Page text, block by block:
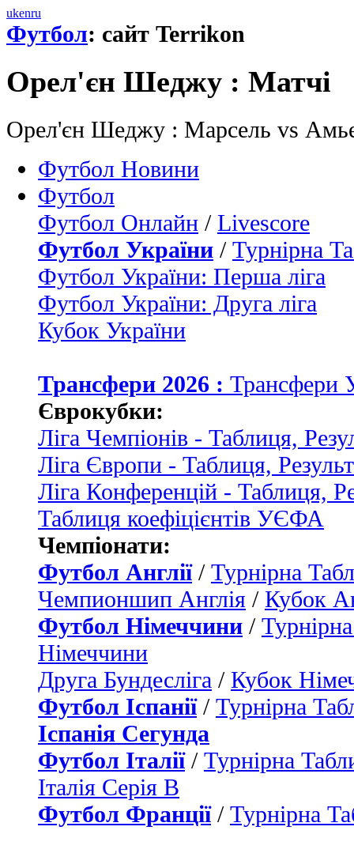
ukenru
Футбол: сайт Terrikon
Орел'єн Шеджу : Матчi
Орел'єн Шеджу : Марсель vs
Футбол Новини
Футбол
Футбол Онлайн / Livescore
Футбол України / Турнірна
Футбол України: Перша ліга
Футбол України: Друга ліга
Кубок України
Трансфери 2026 : Трансфери
Єврокубки:
Ліга Чемпіонів - Таблиця,
Ліга Європи - Таблиця,
Ліга Конференцій - Таблиця,
Таблиця коефіцієнтів УЄФА
Чемпіонати:
Футбол Англії/ Турнірна
Чемпионшип Англія / Кубок
Футбол Німеччини /
Німеччини
Друга Бундесліга / Кубок
Футбол Іспанії/ Турнірна
Іспанія Сегунда
Футбол Італії/ Турнірна
Італія Серія B
Футбол Франції/ Турнірна